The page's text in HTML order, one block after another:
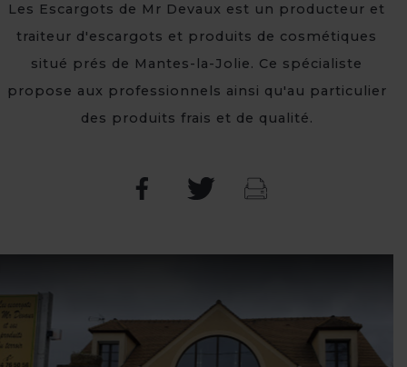
Les Escargots de Mr Devaux est un producteur et
traiteur d'escargots et produits de cosmétiques
situé prés de Mantes-la-Jolie. Ce spécialiste
propose aux professionnels ainsi qu'au particulier
des produits frais et de qualité.